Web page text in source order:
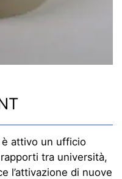
è attivo un ufficio
tra università,
l’attivazione di nuove